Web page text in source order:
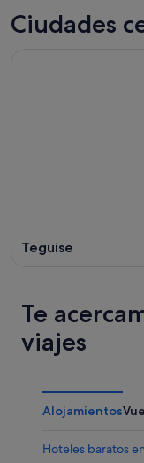
Ciudades
Teguise
Te
viajes
Alojamientos
Hoteles baratos